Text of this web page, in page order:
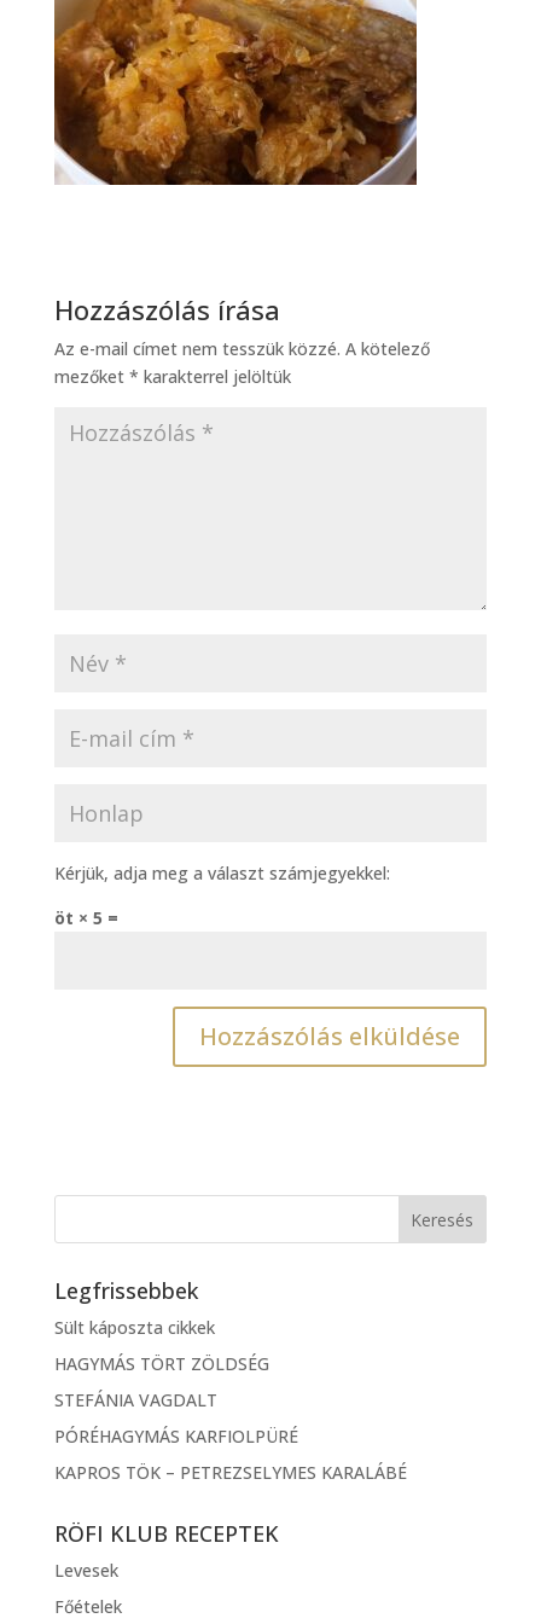
Hozzászólás írása
Az e-mail címet nem tesszük közzé. A kötelező
mezőket * karakterrel jelöltük
Kérjük, adja meg a választ számjegyekkel:
öt × 5 =
Legfrissebbek
Sült káposzta cikkek
HAGYMÁS TÖRT ZÖLDSÉG
STEFÁNIA VAGDALT
PÓRÉHAGYMÁS KARFIOLPÜRÉ
KAPROS TÖK – PETREZSELYMES KARALÁBÉ
RÖFI KLUB RECEPTEK
Levesek
Főételek